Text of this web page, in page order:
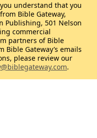
understand that you
Bible Gateway,
Publishing, 501 Nelson
commercial
partners of Bible
Bible Gateway’s emails
please review our
.